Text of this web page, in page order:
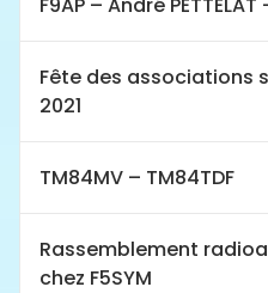
Fête des associations
2021
TM84MV – TM84TDF
Rassemblement
chez F5SYM